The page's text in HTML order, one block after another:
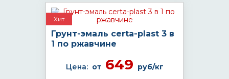
Хит
Грунт-эмаль certa-plast 3 в
1 по ржавчине
Цена: от649 руб/кг